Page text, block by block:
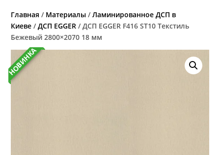
Главная / Материалы /Ламинированное ДСП в
Киеве /ДСП EGGER / ДСП EGGER F416 ST10 Текстиль
Бежевый 2800×2070 18 мм
НОВИНКА